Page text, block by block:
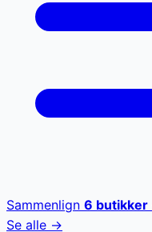
Sammenlign 6 butikker
Se alle →